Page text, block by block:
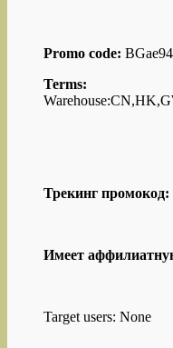
Promo code:
Terms:
Трекинг промокод:
Имеет
Target users: None